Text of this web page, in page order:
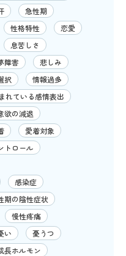
急性期
性格特性
恋愛
息苦しさ
障害
悲しみ
択
情報過多
れている感情表出
欲の減退
愛着対象
トロール
感染症
期の陰性症状
慢性疼痛
い
憂うつ
長ホルモン